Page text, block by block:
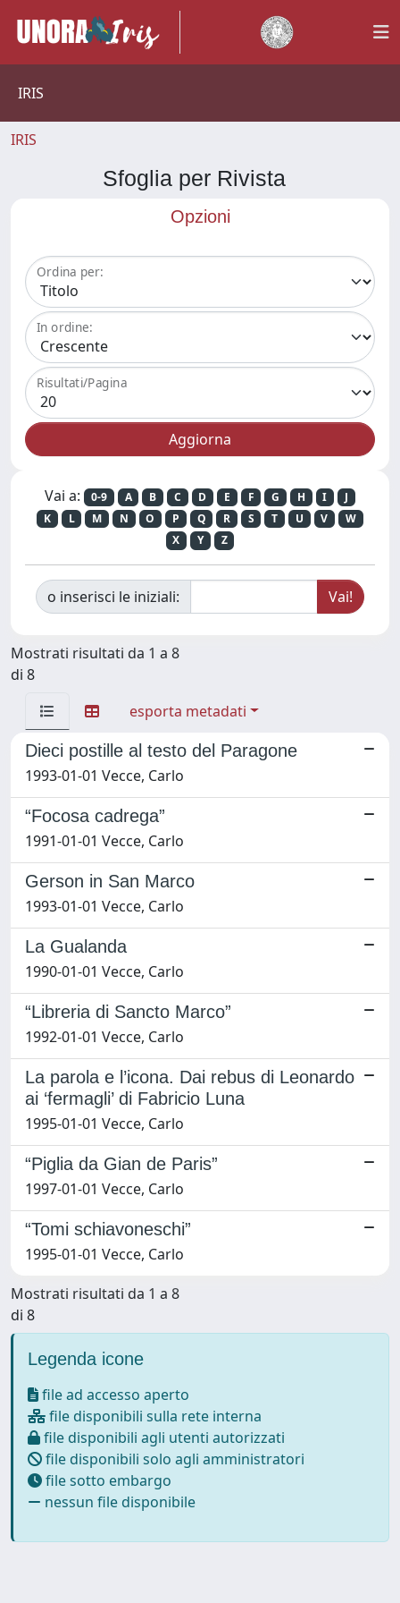
IRIS
IRIS
Sfoglia per Rivista
Opzioni
Ordina per:
In ordine:
Risultati/Pagina
Vai a: 0-9 A B C D E F G H I
J
K
L M N O P Q R S T U V
W
X
Y Z
o inserisci le iniziali:
Mostrati risultati da 1 a 8
di 8
esporta metadati
Dieci postille al testo del Paragone
1993-01-01 Vecce, Carlo
“Focosa cadrega”
1991-01-01 Vecce, Carlo
Gerson in San Marco
1993-01-01 Vecce, Carlo
La Gualanda
1990-01-01 Vecce, Carlo
“Libreria di Sancto Marco”
1992-01-01 Vecce, Carlo
La parola e l’icona. Dai rebus di Leonardo
ai ‘fermagli’ di Fabricio Luna
1995-01-01 Vecce, Carlo
“Piglia da Gian de Paris”
1997-01-01 Vecce, Carlo
“Tomi schiavoneschi”
1995-01-01 Vecce, Carlo
Mostrati risultati da 1 a 8
di 8
Legenda icone
file ad accesso aperto
file disponibili sulla rete interna
file disponibili agli utenti autorizzati
file disponibili solo agli amministratori
file sotto embargo
nessun file disponibile